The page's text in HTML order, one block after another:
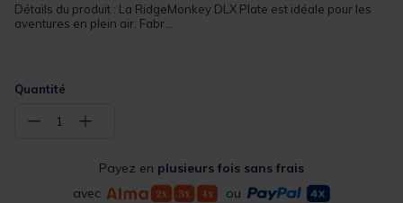
Détails du produit : La RidgeMonkey DLX Plate est idéale pour les
aventures en plein air. Fabr...
Quantité
− 1 +
Payez en plusieurs fois sans frais
avec
ou